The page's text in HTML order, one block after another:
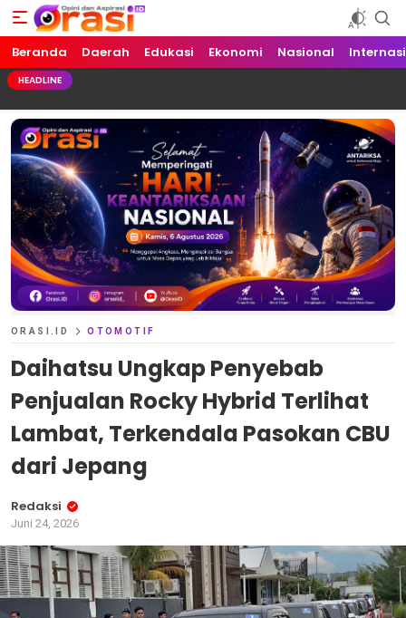
Orasi.ID
Opini dan Aspirasi!
Beranda Daerah Edukasi Ekonomi Nasional
HEADLINE
ORASI.ID OTOMOTIF
Daihatsu Ungkap Penyebab
Penjualan Rocky Hybrid Terlihat
Lambat, Terkendala Pasokan CBU
dari Jepang
Redaksi
Juni 24, 2026